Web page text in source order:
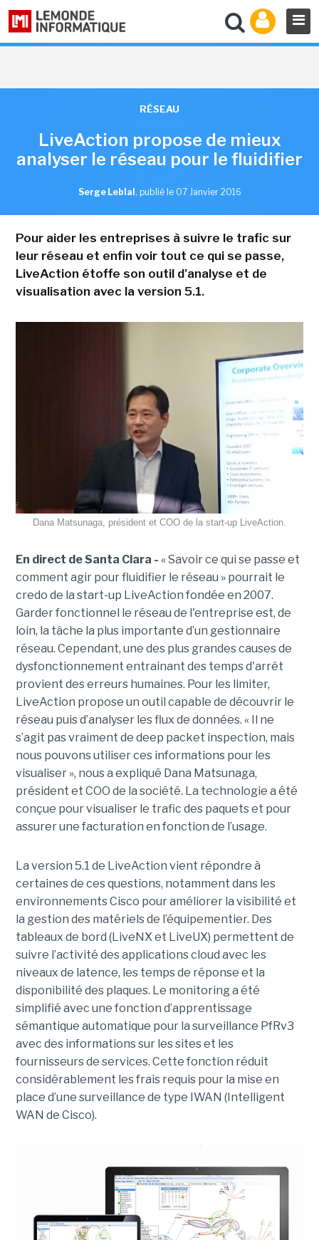
RÉSEAU
LiveAction propose de mieux
analyser le réseau pour le fluidifier
Serge Leblal , publié le 07 Janvier 2016
Pour aider les entreprises à suivre le trafic sur
leur réseau et enfin voir tout ce qui se passe,
LiveAction étoffe son outil d'analyse et de
visualisation avec la version 5.1.
Dana Matsunaga, président et COO de la start-up LiveAction.
En direct de Santa Clara - « Savoir ce qui se passe et
comment agir pour fluidifier le réseau » pourrait le
credo de la start-up LiveAction fondée en 2007.
Garder fonctionnel le réseau de l'entreprise est, de
loin, la tâche la plus importante d’un gestionnaire
réseau. Cependant, une des plus grandes causes de
dysfonctionnement entrainant des temps d'arrêt
provient des erreurs humaines. Pour les limiter,
LiveAction propose un outil capable de découvrir le
réseau puis d’analyser les flux de données. « Il ne
s’agit pas vraiment de deep packet inspection, mais
nous pouvons utiliser ces informations pour les
visualiser », nous a expliqué Dana Matsunaga,
président et COO de la société. La technologie a été
conçue pour visualiser le trafic des paquets et pour
assurer une facturation en fonction de l’usage.
La version 5.1 de LiveAction vient répondre à
certaines de ces questions, notamment dans les
environnements Cisco pour améliorer la visibilité et
la gestion des matériels de l’équipementier. Des
tableaux de bord (LiveNX et LiveUX) permettent de
suivre l’activité des applications cloud avec les
niveaux de latence, les temps de réponse et la
disponibilité des plaques. Le monitoring a été
simplifié avec une fonction d’apprentissage
sémantique automatique pour la surveillance PfRv3
avec des informations sur les sites et les
fournisseurs de services. Cette fonction réduit
considérablement les frais requis pour la mise en
place d’une surveillance de type IWAN (Intelligent
WAN de Cisco).